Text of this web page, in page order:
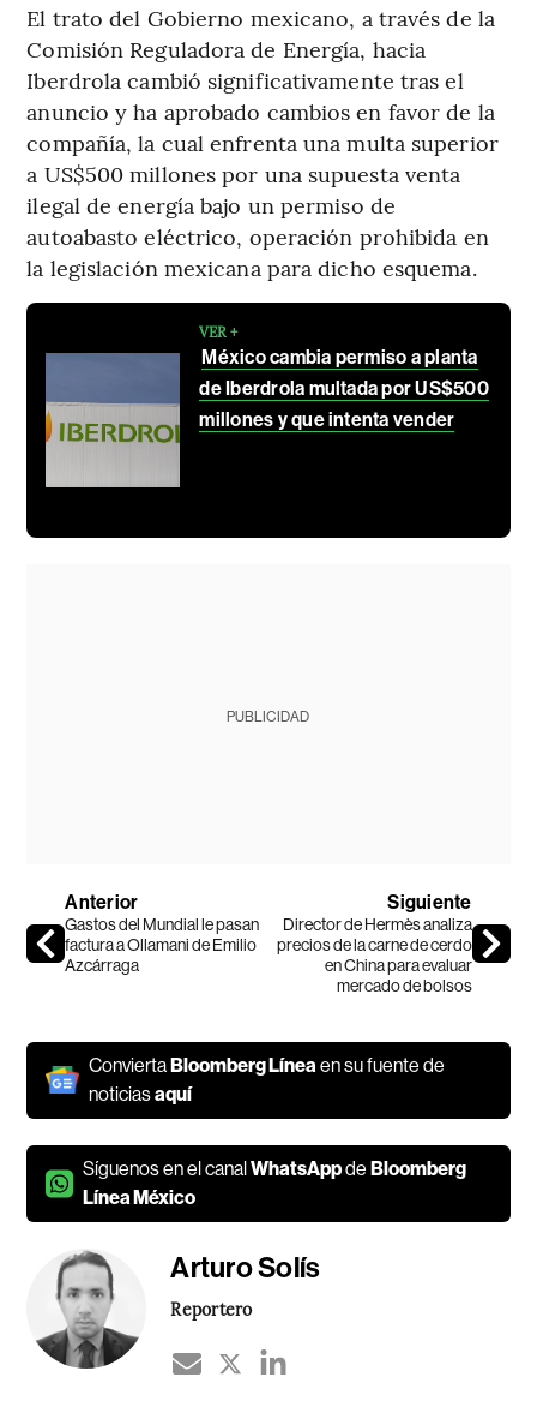
El trato del Gobierno mexicano, a través de la
Comisión Reguladora de Energía, hacia
Iberdrola cambió significativamente tras el
anuncio y ha aprobado cambios en favor de la
compañía, la cual enfrenta una multa superior
a US$500 millones por una supuesta venta
ilegal de energía bajo un permiso de
autoabasto eléctrico, operación prohibida en
la legislación mexicana para dicho esquema.
VER +
México cambia permiso a planta
de Iberdrola multada por US$500
millones y que intenta vender
PUBLICIDAD
Anterior
Gastos del Mundial le pasan
factura a Ollamani de Emilio
Azcárraga
Siguiente
Director de Hermès analiza
precios de la carne de cerdo
en China para evaluar
mercado de bolsos
ConviertaBloomberg Línea en su fuente de
noticiasaquí
Síguenos en el canalWhatsAppdeBloomberg
Línea México
Arturo Solís
Reportero